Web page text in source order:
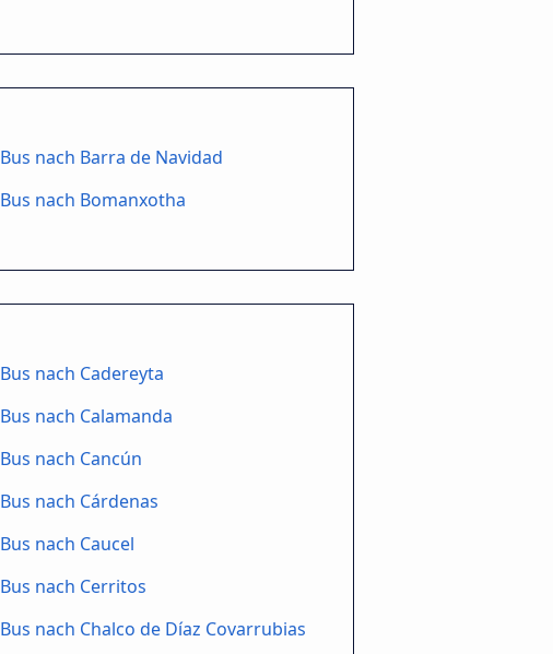
Bus nach Barra de Navidad
Bus nach Bomanxotha
Bus nach Cadereyta
Bus nach Calamanda
Bus nach Cancún
Bus nach Cárdenas
Bus nach Caucel
Bus nach Cerritos
Bus nach Chalco de Díaz Covarrubias